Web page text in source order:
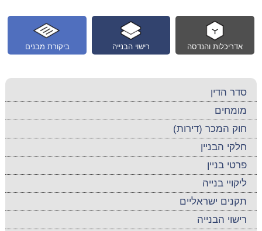
ביקורת מבנים רישוי הבנייה אדריכלות והנדסה
סדר הדין
מומחים
חוק המכר (דירות)
חלקי הבניין
פרטי בניין
ליקויי בנייה
תקנים ישראליים
רישוי הבנייה